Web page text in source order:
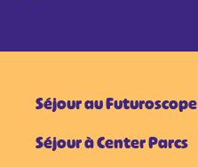
Séjour au Futuroscope
Séjour à Center Parcs